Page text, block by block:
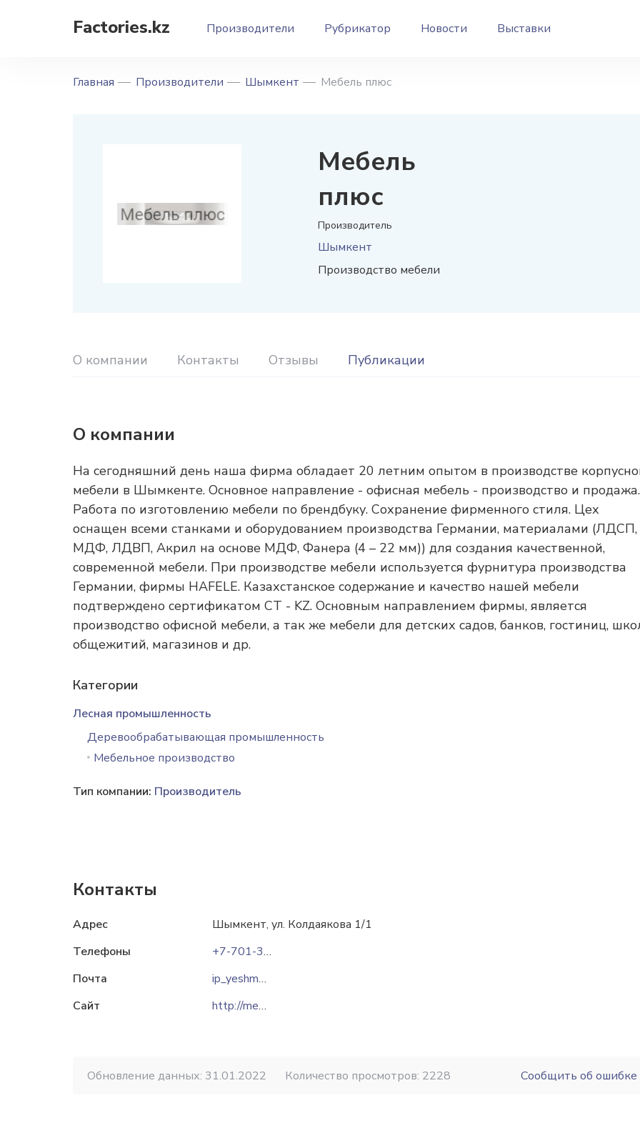
Factories.kz Производители Рубрикатор Новости Выставки
Главная Производители Шымкент Мебель плюс
Мебель
плюс
Производитель
Шымкент
Производство мебели
О компании Контакты Отзывы Публикации
О компании
На сегодняшний день наша фирма обладает 20 летним опытом в производстве
мебели в Шымкенте. Основное направление - офисная мебель - производство и продажа.
Работа по изготовлению мебели по брендбуку. Сохранение фирменного стиля. Цех
оснащен всеми станками и оборудованием производства Германии, материалами (ЛДСП,
МДФ, ЛДВП, Акрил на основе МДФ, Фанера (4 – 22 мм)) для создания качественной,
современной мебели. При производстве мебели используется фурнитура производства
Германии, фирмы HAFELE. Казахстанское содержание и качество нашей мебели
подтверждено сертификатом СТ - KZ. Основным направлением фирмы, является
производство офисной мебели, а так же мебели для детских садов, банков, гостиниц,
общежитий, магазинов и др.
Категории
Лесная промышленность
Деревообрабатывающая промышленность
Мебельное производство
Тип компании: Производитель
Контакты
Адрес
Шымкент, ул. Колдаякова 1/1
Телефоны
+7-701-391-23-96
Почта
ip_yeshmurzayev@mail.ru
Сайт
http://mebel-shymkent.kz
Обновление данных: 31.01.2022 Количество просмотров: 2228 Сообщить об ошибке